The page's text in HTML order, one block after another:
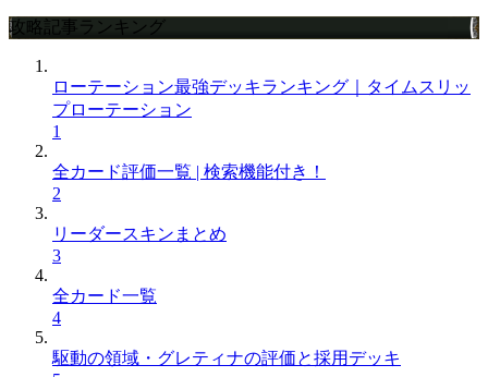
攻略記事ランキング
ローテーション最強デッキランキング｜タイムスリッ
プローテーション
1
全カード評価一覧 | 検索機能付き！
2
リーダースキンまとめ
3
全カード一覧
4
駆動の領域・グレティナの評価と採用デッキ